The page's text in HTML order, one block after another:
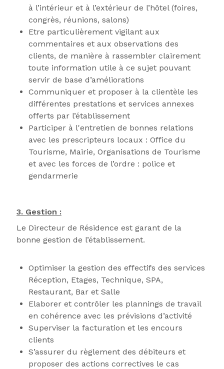
à l’intérieur et à l’extérieur de l’hôtel (foires,
congrès, réunions, salons)
Etre particulièrement vigilant aux
commentaires et aux observations des
clients, de manière à rassembler clairement
toute information utile à ce sujet pouvant
servir de base d’améliorations
Communiquer et proposer à la clientèle les
différentes prestations et services annexes
offerts par l’établissement
Participer à l'entretien de bonnes relations
avec les prescripteurs locaux : Office du
Tourisme, Mairie, Organisations de Tourisme
et avec les forces de l’ordre : police et
gendarmerie
3. Gestion :
Le Directeur de Résidence est garant de la
bonne gestion de l’établissement.
Optimiser la gestion des effectifs des services
Réception, Etages, Technique, SPA,
Restaurant, Bar et Salle
Elaborer et contrôler les plannings de travail
en cohérence avec les prévisions d’activité
Superviser la facturation et les encours
clients
S’assurer du règlement des débiteurs et
proposer des actions correctives le cas